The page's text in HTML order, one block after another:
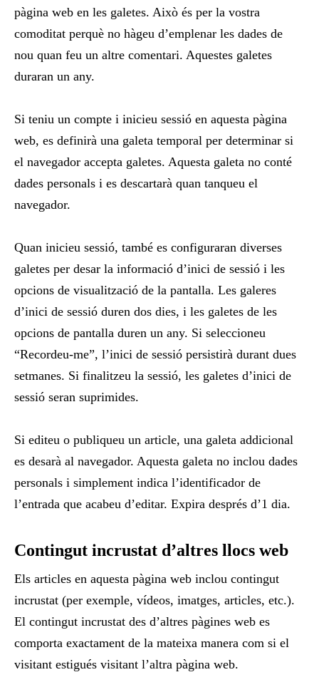
pàgina web en les galetes. Això és per la vostra
comoditat perquè no hàgeu d’emplenar les dades de
nou quan feu un altre comentari. Aquestes galetes
duraran un any.
Si teniu un compte i inicieu sessió en aquesta pàgina
web, es definirà una galeta temporal per determinar si
el navegador accepta galetes. Aquesta galeta no conté
dades personals i es descartarà quan tanqueu el
navegador.
Quan inicieu sessió, també es configuraran diverses
galetes per desar la informació d’inici de sessió i les
opcions de visualització de la pantalla. Les galeres
d’inici de sessió duren dos dies, i les galetes de les
opcions de pantalla duren un any. Si seleccioneu
“Recordeu-me”, l’inici de sessió persistirà durant dues
setmanes. Si finalitzeu la sessió, les galetes d’inici de
sessió seran suprimides.
Si editeu o publiqueu un article, una galeta addicional
es desarà al navegador. Aquesta galeta no inclou dades
personals i simplement indica l’identificador de
l’entrada que acabeu d’editar. Expira després d’1 dia.
Contingut incrustat d’altres llocs web
Els articles en aquesta pàgina web inclou contingut
incrustat (per exemple, vídeos, imatges, articles, etc.).
El contingut incrustat des d’altres pàgines web es
comporta exactament de la mateixa manera com si el
visitant estigués visitant l’altra pàgina web.